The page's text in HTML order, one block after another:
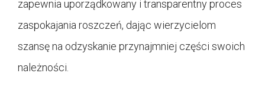
zapewnia uporządkowany i transparentny proces
zaspokajania roszczeń, dając wierzycielom
szansę na odzyskanie przynajmniej części swoich
należności.